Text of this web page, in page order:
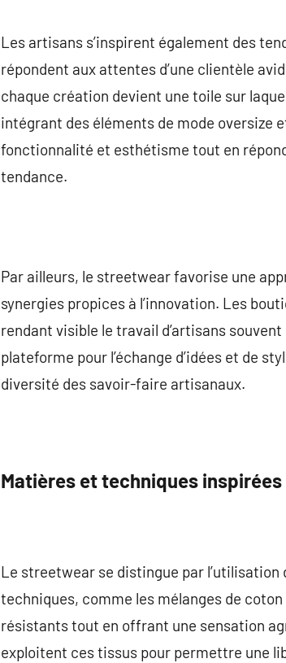
Les artisans s’inspirent également des
répondent aux attentes d’une clientèle
chaque création devient une toile sur
intégrant des éléments de mode oversize
fonctionnalité et esthétisme tout en
tendance.
Par ailleurs, le streetwear favorise une
synergies propices à l’innovation. Les
rendant visible le travail d’artisans
plateforme pour l’échange d’idées et de
diversité des savoir-faire artisanaux.
Matières et techniques
Le streetwear se distingue par
techniques, comme les mélanges de
résistants tout en offrant une sensation
exploitent ces tissus pour permettre une